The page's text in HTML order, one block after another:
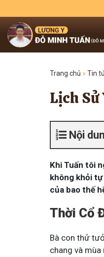
Trang chủ » Tin
Lịch
Nội
Khi Tuấn tôi
không khỏi
của bao thế
Thời Cổ
Bà con thử
chang và